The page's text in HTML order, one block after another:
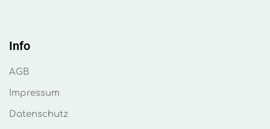
Info
AGB
Impressum
Datenschutz